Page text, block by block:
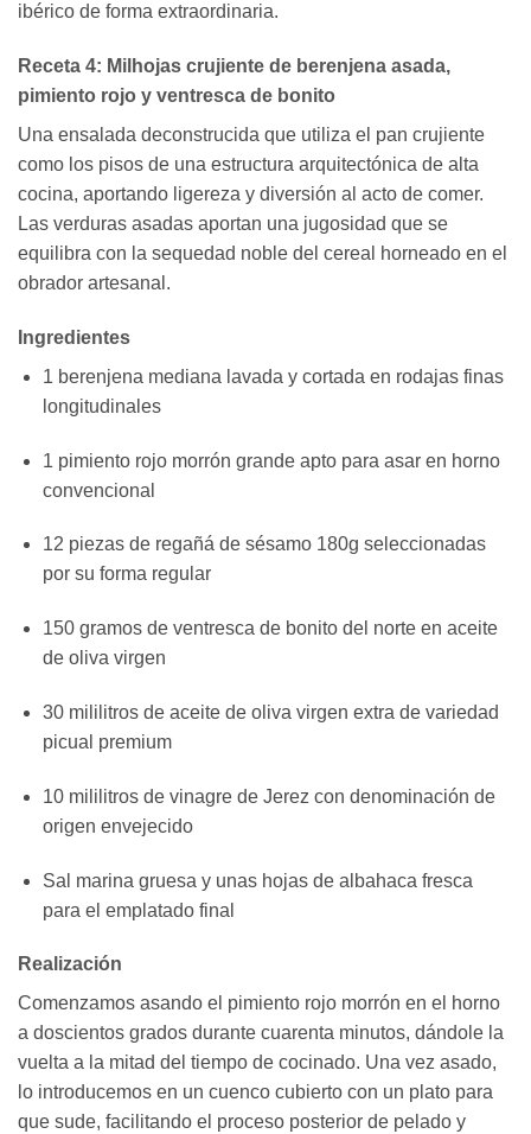
ibérico de forma extraordinaria.
Receta 4: Milhojas crujiente de berenjena asada,
pimiento rojo y ventresca de bonito
Una ensalada deconstrucida que utiliza el pan crujiente
como los pisos de una estructura arquitectónica de alta
cocina, aportando ligereza y diversión al acto de comer.
Las verduras asadas aportan una jugosidad que se
equilibra con la sequedad noble del cereal horneado en el
obrador artesanal.
Ingredientes
1 berenjena mediana lavada y cortada en rodajas finas
longitudinales
1 pimiento rojo morrón grande apto para asar en horno
convencional
12 piezas de regañá de sésamo 180g seleccionadas
por su forma regular
150 gramos de ventresca de bonito del norte en aceite
de oliva virgen
30 mililitros de aceite de oliva virgen extra de variedad
picual premium
10 mililitros de vinagre de Jerez con denominación de
origen envejecido
Sal marina gruesa y unas hojas de albahaca fresca
para el emplatado final
Realización
Comenzamos asando el pimiento rojo morrón en el horno
a doscientos grados durante cuarenta minutos, dándole la
vuelta a la mitad del tiempo de cocinado. Una vez asado,
lo introducemos en un cuenco cubierto con un plato para
que sude, facilitando el proceso posterior de pelado y